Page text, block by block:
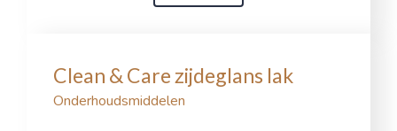
Clean & Care zijdeglans lak
Onderhoudsmiddelen